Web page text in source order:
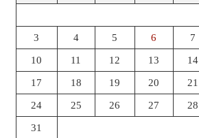
3 4 5 6 7
10 11 12 13 14
17 18 19 20 21
24 25 26 27 28
31